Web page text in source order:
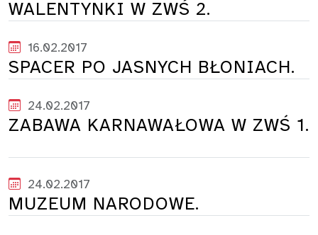
WALENTYNKI W ZWŚ 2.
16.02.2017
SPACER PO JASNYCH BŁONIACH.
24.02.2017
ZABAWA KARNAWAŁOWA W ZWŚ 1.
24.02.2017
MUZEUM NARODOWE.